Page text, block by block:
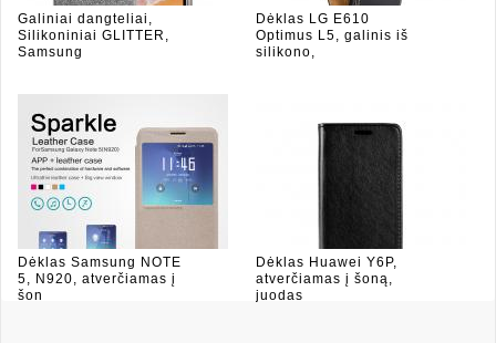
Galiniai dangteliai,
Silikoniniai GLITTER,
Samsung
Dėklas LG E610
Optimus L5, galinis iš
silikono,
Dėklas Samsung NOTE
5, N920, atverčiamas į
šon
Dėklas Huawei Y6P,
atverčiamas į šoną,
juodas